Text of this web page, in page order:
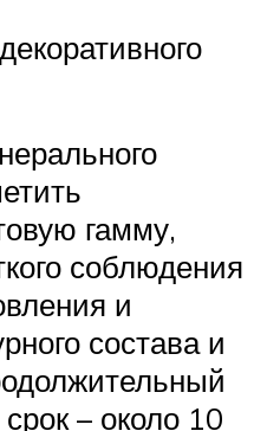
гамму,
соблюдения
и
состава и
– около 10